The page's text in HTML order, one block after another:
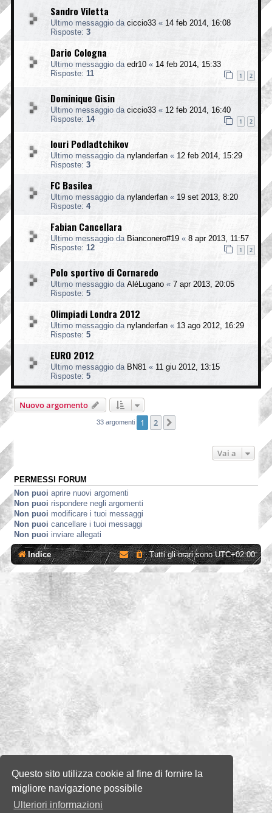
Questo sito utilizza cookie al fine di fornire la
migliore navigazione possibile
Ulteriori informazioni
Sandro Viletta
Ultimo messaggio da ciccio33 « 14 feb 2014, 16:08
Risposte: 3
Dario Cologna
Ultimo messaggio da edr10 « 14 feb 2014, 15:33
Risposte: 11 1 2
Dominique Gisin
Ultimo messaggio da ciccio33 « 12 feb 2014, 16:40
Risposte: 14 1 2
Iouri Podladtchikov
Ultimo messaggio da nylanderfan « 12 feb 2014, 15:29
Risposte: 3
FC Basilea
Ultimo messaggio da nylanderfan « 19 set 2013, 8:20
Risposte: 4
Fabian Cancellara
Ultimo messaggio da Bianconero#19 « 8 apr 2013, 11:57
Risposte: 12 1 2
Polo sportivo di Cornaredo
Ultimo messaggio da AléLugano « 7 apr 2013, 20:05
Risposte: 5
Olimpiadi Londra 2012
Ultimo messaggio da nylanderfan « 13 ago 2012, 16:29
Risposte: 5
EURO 2012
Ultimo messaggio da BN81 « 11 giu 2012, 13:15
Risposte: 5
Nuovo argomento
33 argomenti 1 2
Vai a
PERMESSI FORUM
Non puoi aprire nuovi argomenti
Non puoi rispondere negli argomenti
Non puoi modificare i tuoi messaggi
Non puoi cancellare i tuoi messaggi
Non puoi inviare allegati
Indice Tutti gli orari sonoUTC+02:00